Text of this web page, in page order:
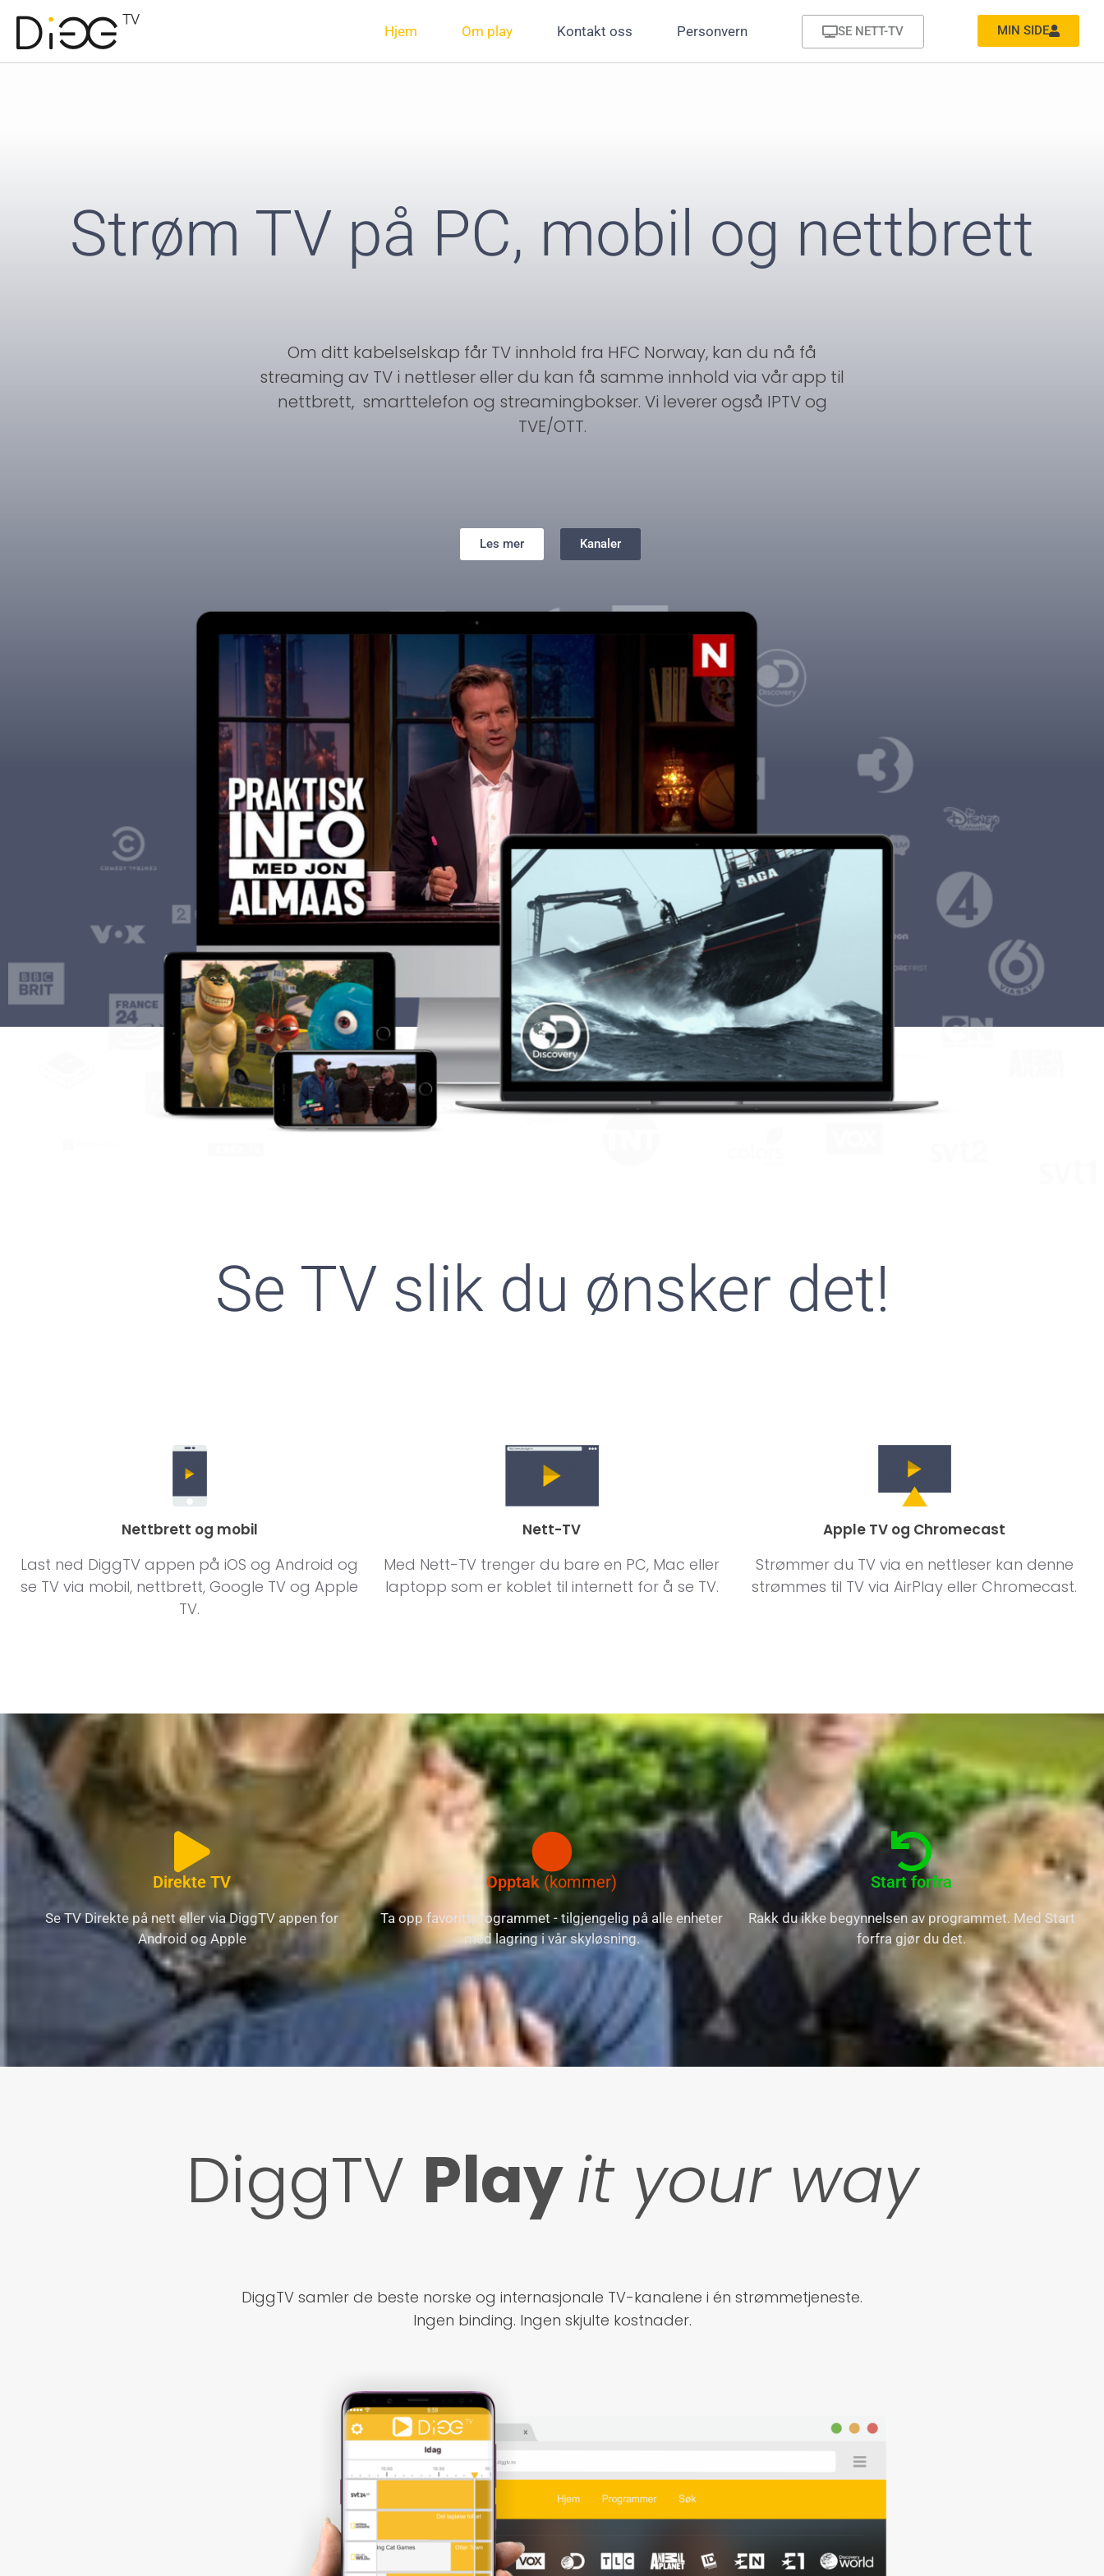
Hjem Om play Kontakt oss Personvern SE NETT-TV MIN SIDE
Strøm TV på PC, mobil og nettbrett
Om ditt kabelselskap får TV innhold fra HFC Norway, kan du nå få
streaming av TV i nettleser eller du kan få samme innhold via vår app til
nettbrett, smarttelefon og streamingbokser. Vi leverer også IPTV og
TVE/OTT.
Les mer Kanaler
Se TV slik du ønsker det!
Nettbrett og mobil
Last ned DiggTV appen på iOS og Android og
se TV via mobil, nettbrett, Google TV og Apple
TV.
Nett-TV
Med Nett-TV trenger du bare en PC, Mac eller
laptopp som er koblet til internett for å se TV.
Apple TV og Chromecast
Strømmer du TV via en nettleser kan denne
strømmes til TV via AirPlay eller Chromecast.
Direkte TV
Se TV Direkte på nett eller via DiggTV appen for
Android og Apple
Opptak (kommer)
Ta opp favorittprogrammet - tilgjengelig på alle enheter
med lagring i vår skyløsning.
Start forfra
Rakk du ikke begynnelsen av programmet. Med Start
forfra gjør du det.
DiggTV Playit your way
DiggTV samler de beste norske og internasjonale TV-kanalene i én strømmetjeneste.
Ingen binding. Ingen skjulte kostnader.